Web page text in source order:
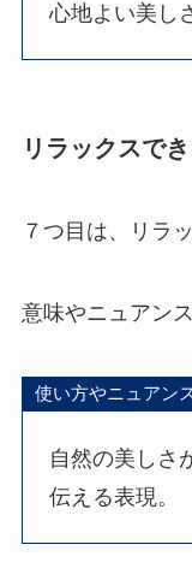
心地よい美し
リラックスで
７つ目は、リラ
意味やニュアン
使い方やニュアン
自然の美しさ
伝える表現。